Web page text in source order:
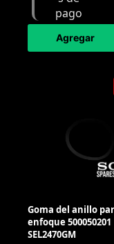
Agregar
Goma del anillo
enfoque 500050201
SEL2470GM